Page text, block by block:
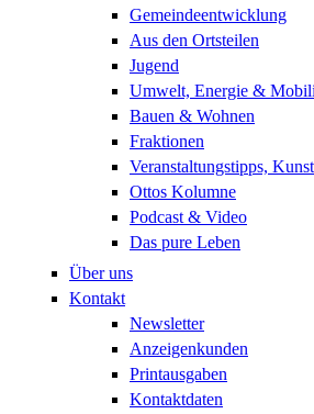
Gemeindeentwicklung
Aus den Ortsteilen
Jugend
Umwelt, Energie &
Bauen & Wohnen
Fraktionen
Veranstaltungstipps,
Ottos Kolumne
Podcast & Video
Das pure Leben
Über uns
Kontakt
Newsletter
Anzeigenkunden
Printausgaben
Kontaktdaten